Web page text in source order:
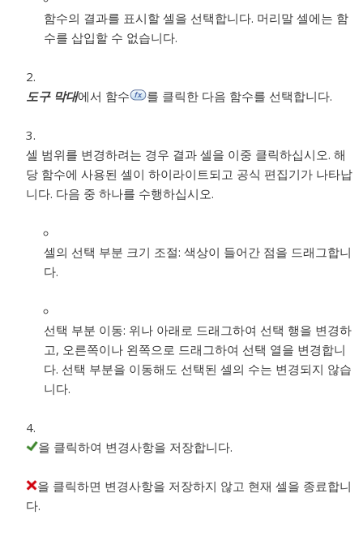
함수의 결과를 표시할 셀을 선택합니다. 머리말 셀에는 함
수를 삽입할 수 없습니다.
도구 막대에서 함수 를 클릭한 다음 함수를 선택합니다.
셀 범위를 변경하려는 경우 결과 셀을 이중 클릭하십시오. 해
당 함수에 사용된 셀이 하이라이트되고 공식 편집기가 나타납
니다. 다음 중 하나를 수행하십시오.
셀의 선택 부분 크기 조절: 색상이 들어간 점을 드래그합니
다.
선택 부분 이동: 위나 아래로 드래그하여 선택 행을 변경하
고, 오른쪽이나 왼쪽으로 드래그하여 선택 열을 변경합니
다. 선택 부분을 이동해도 선택된 셀의 수는 변경되지 않습
니다.
을 클릭하여 변경사항을 저장합니다.
을 클릭하면 변경사항을 저장하지 않고 현재 셀을 종료합니
다.